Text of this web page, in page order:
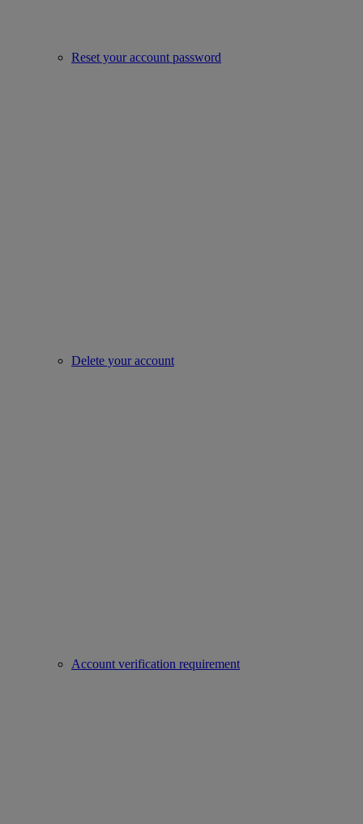
Reset your account password
Delete your account
Account verification requirement